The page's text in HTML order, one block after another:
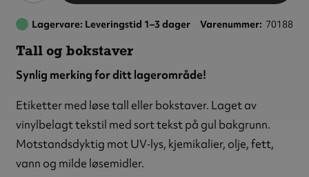
Lagervare: Leveringstid 1–3 dager Varenummer 70188
Tall og bokstaver
Synlig merking for ditt lagerområde!
Etiketter med løse tall eller bokstaver. Laget av
vinylbelagt tekstil med sort tekst på gul bakgrunn.
Motstandsdyktig mot UV‑lys, kjemikalier, olje, fett,
vann og milde løsemidler.